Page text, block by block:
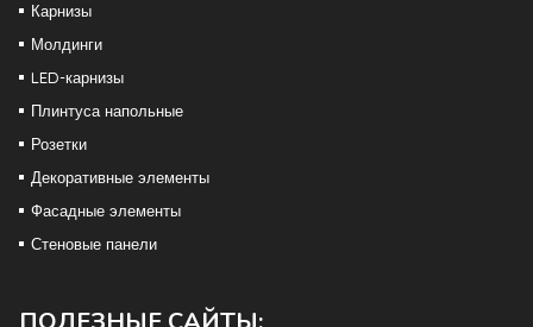
Карнизы
Молдинги
LED-карнизы
Плинтуса напольные
Розетки
Декоративные элементы
Фасадные элементы
Стеновые панели